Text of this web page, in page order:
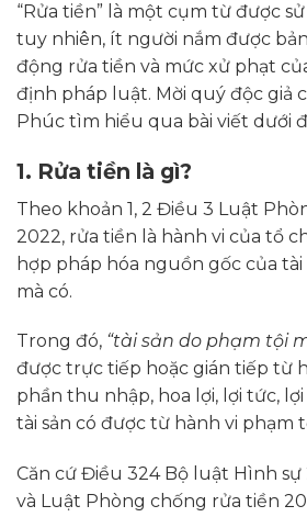
“Rửa tiền” là một cụm từ được
tuy nhiên, ít người nắm được
động rửa tiền và mức xử phạt
định pháp luật. Mời quý độc giả
Phúc tìm hiểu qua bài viết dưới
1. Rửa tiền là gì?
Theo khoản 1, 2 Điều 3 Luật
2022, rửa tiền là hành vi của tổ
hợp pháp hóa nguồn gốc của tài
mà có.
Trong đó, “tài sản do phạm tội
được trực tiếp hoặc gián tiếp từ
phần thu nhập, hoa lợi, lợi tức,
tài sản có được từ hành vi phạm
Căn cứ Điều 324 Bộ luật Hình sự
và Luật Phòng chống rửa tiền